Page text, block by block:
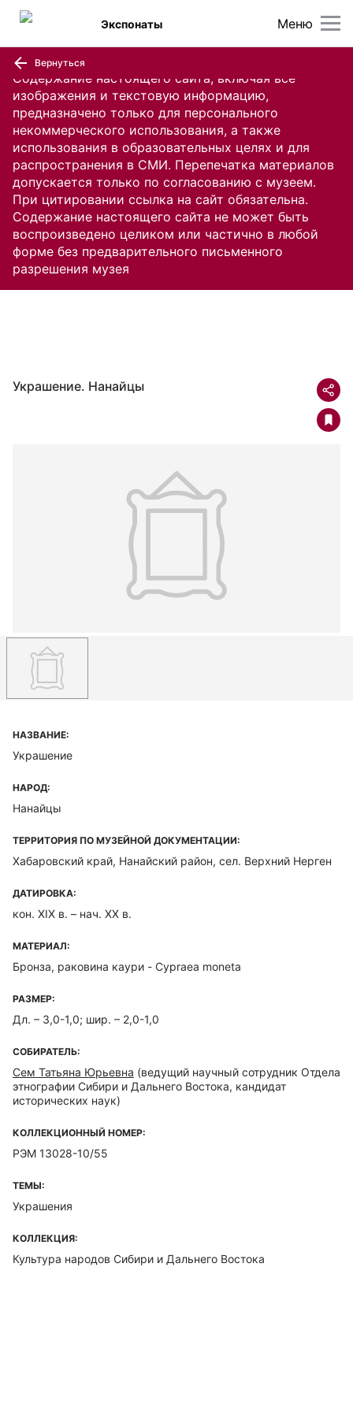
Содержание настоящего сайта, включая все
изображения и текстовую информацию,
предназначено только для персонального
некоммерческого использования, а также
использования в образовательных целях и для
распространения в СМИ. Перепечатка материалов
допускается только по согласованию с музеем.
При цитировании ссылка на сайт обязательна.
Содержание настоящего сайта не может быть
воспроизведено целиком или частично в любой
форме без предварительного письменного
разрешения музея
Меню
Экспонаты
Вернуться
Украшение. Нанайцы
НАЗВАНИЕ:
Украшение
НАРОД:
Нанайцы
ТЕРРИТОРИЯ ПО МУЗЕЙНОЙ ДОКУМЕНТАЦИИ:
Хабаровский край, Нанайский район, сел. Верхний Нерген
ДАТИРОВКА:
кон. XIX в. – нач. XX в.
МАТЕРИАЛ:
Бронза, раковина каури - Cypraea moneta
РАЗМЕР:
Дл. – 3,0-1,0; шир. – 2,0-1,0
СОБИРАТЕЛЬ:
Сем Татьяна Юрьевна (ведущий научный сотрудник Отдела
этнографии Сибири и Дальнего Востока, кандидат
исторических наук)
КОЛЛЕКЦИОННЫЙ НОМЕР:
РЭМ 13028-10/55
ТЕМЫ:
Украшения
КОЛЛЕКЦИЯ:
Культура народов Сибири и Дальнего Востока